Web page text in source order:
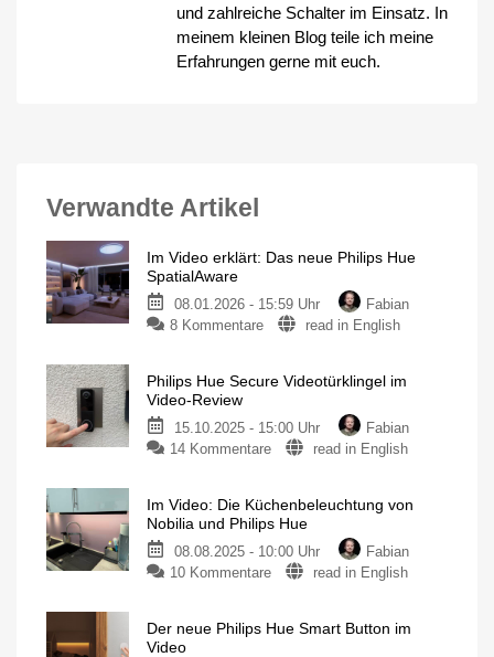
und zahlreiche Schalter im Einsatz. In
meinem kleinen Blog teile ich meine
Erfahrungen gerne mit euch.
Verwandte Artikel
Im Video erklärt: Das neue Philips Hue
SpatialAware
08.01.2026 - 15:59 Uhr
Fabian
8 Kommentarezu
erklärt:
neue
Philips
Licht-
Neuheiten
direkt
der
read in English
Philips Hue Secure Videotürklingel im
Video-Review
15.10.2025 - 15:00 Uhr
Fabian
14 Kommentarezu
Secure
Videotürklingel
im
Video-
Gong
read in English
Im Video: Die Küchenbeleuchtung von
Nobilia und Philips Hue
08.08.2025 - 10:00 Uhr
Fabian
10 Kommentarezu
Die
read in English
Der neue Philips Hue Smart Button im
Video